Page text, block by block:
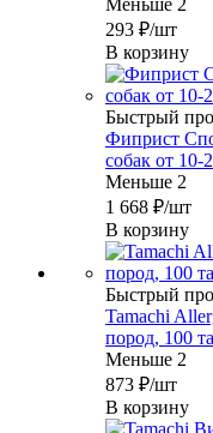
Меньше 2
293 ₽/шт
В корзину
Быстрый
Фиприст
собак от 10-
Меньше 2
1 668 ₽/шт
В корзину
Быстрый
Tamachi
пород, 100
Меньше 2
873 ₽/шт
В корзину